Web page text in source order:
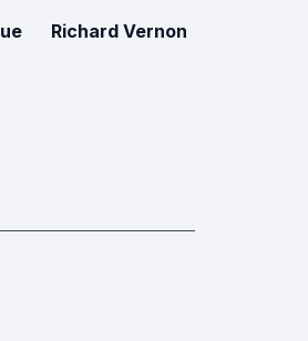
Richard Vernon